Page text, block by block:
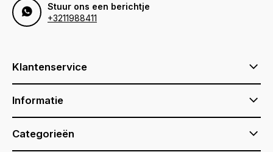
Stuur ons een berichtje
+3211988411
Klantenservice
Informatie
Categorieën